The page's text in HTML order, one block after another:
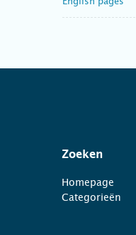
Zoeken
Homepage
Categorieën